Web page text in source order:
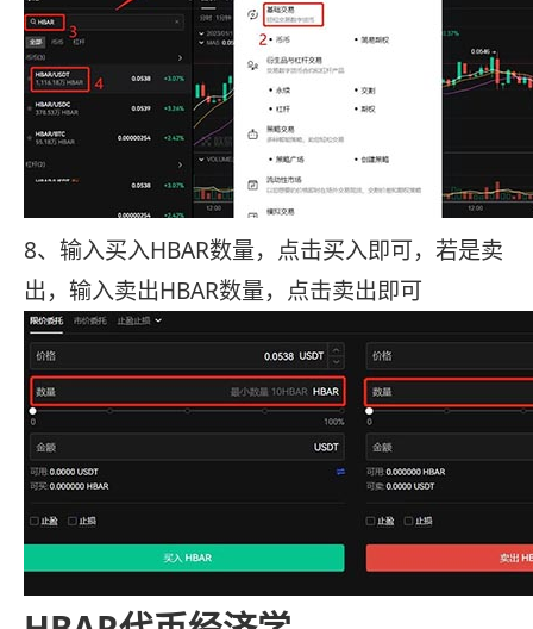
8、输入买入HBAR数量，点击买入即可，若是卖
出，输入卖出HBAR数量，点击卖出即可